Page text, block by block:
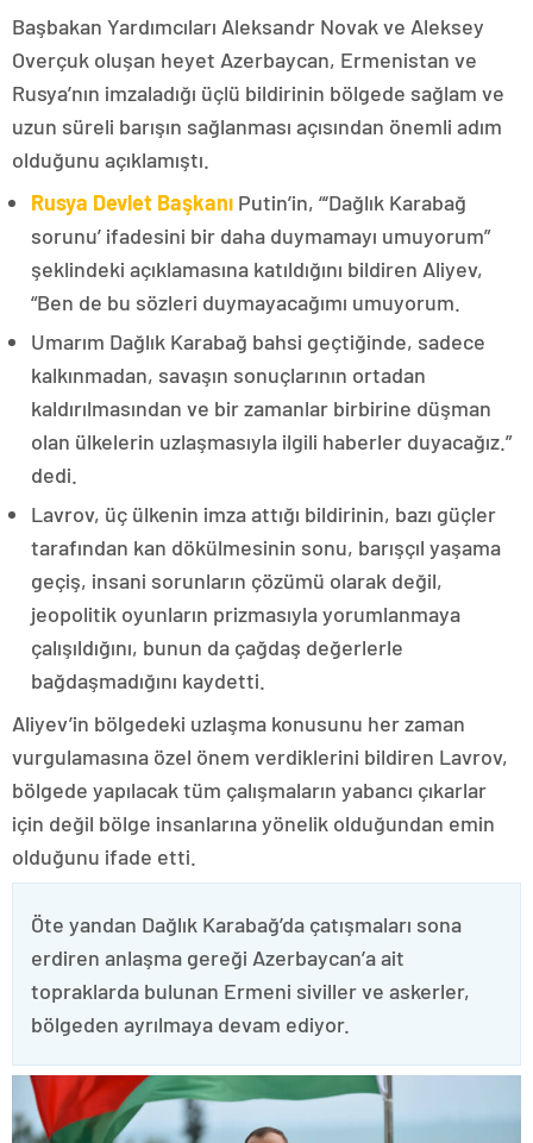
Başbakan Yardımcıları Aleksandr Novak ve Aleksey
Overçuk oluşan heyet Azerbaycan, Ermenistan ve
Rusya’nın imzaladığı üçlü bildirinin bölgede sağlam ve
uzun süreli barışın sağlanması açısından önemli adım
olduğunu açıklamıştı.
Rusya Devlet Başkanı Putin’in, “‘Dağlık Karabağ
sorunu’ ifadesini bir daha duymamayı umuyorum”
şeklindeki açıklamasına katıldığını bildiren Aliyev,
“Ben de bu sözleri duymayacağımı umuyorum.
Umarım Dağlık Karabağ bahsi geçtiğinde, sadece
kalkınmadan, savaşın sonuçlarının ortadan
kaldırılmasından ve bir zamanlar birbirine düşman
olan ülkelerin uzlaşmasıyla ilgili haberler duyacağız.”
dedi.
Lavrov, üç ülkenin imza attığı bildirinin, bazı güçler
tarafından kan dökülmesinin sonu, barışçıl yaşama
geçiş, insani sorunların çözümü olarak değil,
jeopolitik oyunların prizmasıyla yorumlanmaya
çalışıldığını, bunun da çağdaş değerlerle
bağdaşmadığını kaydetti.
Aliyev’in bölgedeki uzlaşma konusunu her zaman
vurgulamasına özel önem verdiklerini bildiren Lavrov,
bölgede yapılacak tüm çalışmaların yabancı çıkarlar
için değil bölge insanlarına yönelik olduğundan emin
olduğunu ifade etti.
Öte yandan Dağlık Karabağ’da çatışmaları sona
erdiren anlaşma gereği Azerbaycan’a ait
topraklarda bulunan Ermeni siviller ve askerler,
bölgeden ayrılmaya devam ediyor.